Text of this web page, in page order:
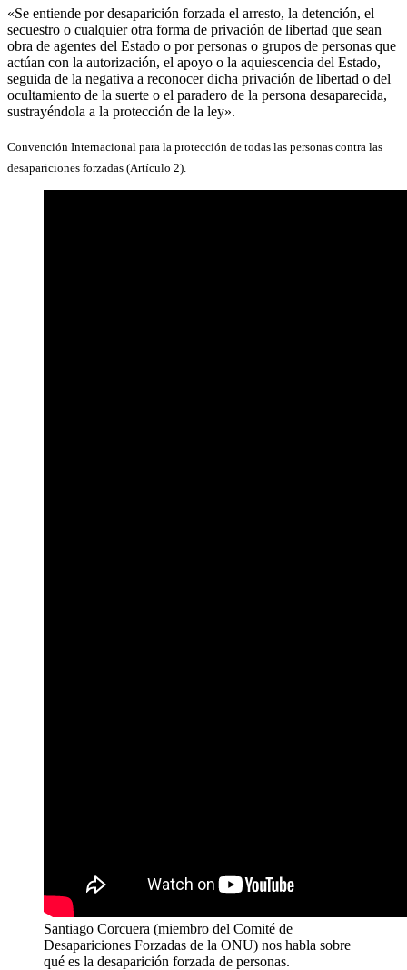
«Se entiende por desaparición forzada el arresto, la detención, el
secuestro o cualquier otra forma de privación de libertad que sean
obra de agentes del Estado o por personas o grupos de personas que
actúan con la autorización, el apoyo o la aquiescencia del Estado,
seguida de la negativa a reconocer dicha privación de libertad o del
ocultamiento de la suerte o el paradero de la persona desaparecida,
sustrayéndola a la protección de la ley».
Convención Internacional para la protección de todas las personas contra las
desapariciones forzadas (Artículo 2).
Santiago Corcuera (miembro del Comité de
Desapariciones Forzadas de la ONU) nos habla sobre
qué es la desaparición forzada de personas.